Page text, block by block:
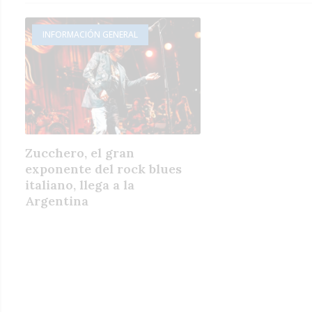
INFORMACIÓN GENERAL
Zucchero, el gran
exponente del rock blues
italiano, llega a la
Argentina